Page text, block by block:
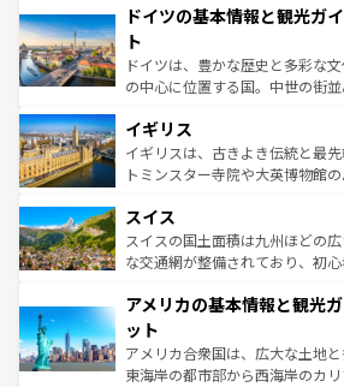
せる。地方によって風土や気候
ンテンツ一覧 を参照してほしい。
で、幅広い魅力が詰まっている
聖堂、美しいビーチ、そして豊か
から魅了する。また、フランス
れ、フランス料理はユネスコ無
香り高いラベンダー畑など、多彩
らに、パリ以外の地域にも魅力
も豊かな歴史と文化が息づいてい
を参照してほしい。
ドイツの基本情報と観光ガ
ト
ドイツは、豊かな歴史と多彩な
の中心に位置する国。中世の街
顔を持つこの国は、どこを歩いて
ルリンの文化的活気、バイエル
してライン川沿いのワイン畑と
は、お酒好きな人にはぜひ体験してほしい
ドイツ情報はコンテンツ一覧を
イギリス
イギリスは、古きよき伝統と最
トミンスター寺院や大英博物館
リアごとに異なる魅力がある。ま
ティー、ビール好きにはたまら
戦など、本場だからこそできる
ンツ一覧を参照してほしい。
スイス
スイスの国土面積は九州ほどの
な交通網が整備されており、初
の建物がそのまま残る町や、ス
博物館もあり、アルプス観光だけ
ことができる。国民の所得が高い
者向けの交通パス提供のサービ
アメリカの基本情報と観光
ット
アメリカ合衆国は、広大な土地と
東海岸の都市部から西海岸のカ